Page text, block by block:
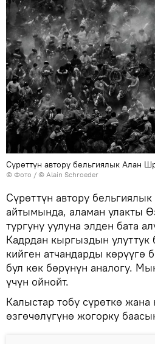
Сүрөттүн автору бельгиялык Алан
© Фото / © Alain Schroeder
Сүрөттүн автору
айтымында, аламан улакты
тургуну уулуна элден бата
Кадрдан кыргыздын
кийген атчандарды көрүүгө
бул көк бөрүнүн аналогу.
үчүн ойнойт.
Калыстар тобу сүрөткө
өзгөчөлүгүнө жогорку